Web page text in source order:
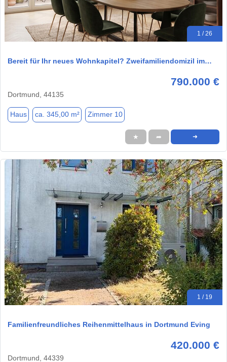
1 / 26
Bereit für Ihr neues Wohnkapitel? Zweifamiliendomizil im…
790.000 €
Dortmund, 44135
Haus ca. 345,00 m² Zimmer 10
★ ➦ ➜
1 / 19
Familienfreundliches Reihenmittelhaus in Dortmund Eving
420.000 €
Dortmund, 44339